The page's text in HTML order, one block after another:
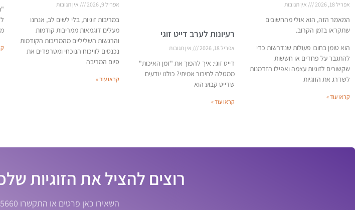
אפריל 18, 2026 אין תגובות
המאמר הזה, הוא אולי מהחשובים
שתקראו בזמן הקרוב.
הוא טומן בחובו פעולות שנדרשות כדי
להתגבר על פחדים או חששות
שקשורים לזוגיות עצמה ואפילו הזדמנות
לשדרג את הזוגיות
קראו עוד »
רעיונות לערב דייט זוגי
אפריל 18, 2026 אין תגובות
דייט זוגי: איך להפוך את "זמן האיכות"
ממטלה לחיבור אמיתי? כולנו יודעים
שדייט קבוע הוא
קראו עוד »
אפריל 9, 2026 אין תגובות
במריבות זוגיות, בלי לשים לב, אנחנו
מעלים דוגמאות ממריבות קודמות
והרגשות השליליים מהמריבות הקודמות
נכנסים לוויכוח הנוכחי ומטרפדים את
סיום המריבה
קראו עוד »
רוצים להציל את הזוגיות
השאירו כאן פרטים או התקשרו 054-9455660 – מה שנוח לכם